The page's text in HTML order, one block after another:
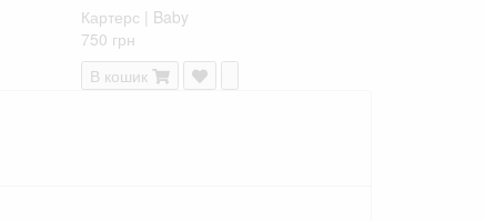
Картерс | Baby
750 грн
В кошик